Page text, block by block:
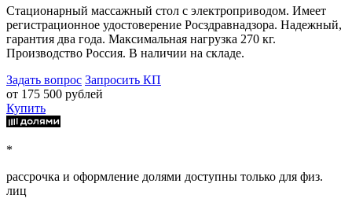
Стационарный массажный стол с электроприводом. Имеет
регистрационное удостоверение Росздравнадзора. Надежный,
гарантия два года. Максимальная нагрузка 270 кг.
Производство Россия. В наличии на складе.
Задать вопрос Запросить КП
от 175 500 рублей
Купить
*
рассрочка и оформление долями доступны только для физ.
лиц